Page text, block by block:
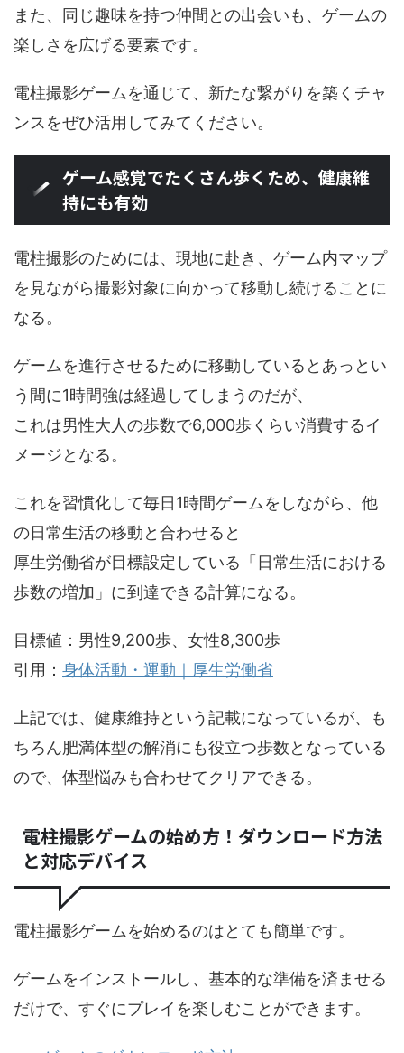
また、同じ趣味を持つ仲間との出会いも、ゲームの
楽しさを広げる要素です。
電柱撮影ゲームを通じて、新たな繋がりを築くチャ
ンスをぜひ活用してみてください。
ゲーム感覚でたくさん歩くため、健康維
持にも有効
電柱撮影のためには、現地に赴き、ゲーム内マップ
を見ながら撮影対象に向かって移動し続けることに
なる。
ゲームを進行させるために移動しているとあっとい
う間に1時間強は経過してしまうのだが、
これは男性大人の歩数で6,000歩くらい消費するイ
メージとなる。
これを習慣化して毎日1時間ゲームをしながら、他
の日常生活の移動と合わせると
厚生労働省が目標設定している「日常生活における
歩数の増加」に到達できる計算になる。
目標値：男性9,200歩、女性8,300歩
引用： 身体活動・運動｜厚生労働省
上記では、健康維持という記載になっているが、も
ちろん肥満体型の解消にも役立つ歩数となっている
ので、体型悩みも合わせてクリアできる。
電柱撮影ゲームの始め方！ダウンロード方法
と対応デバイス
電柱撮影ゲームを始めるのはとても簡単です。
ゲームをインストールし、基本的な準備を済ませる
だけで、すぐにプレイを楽しむことができます。